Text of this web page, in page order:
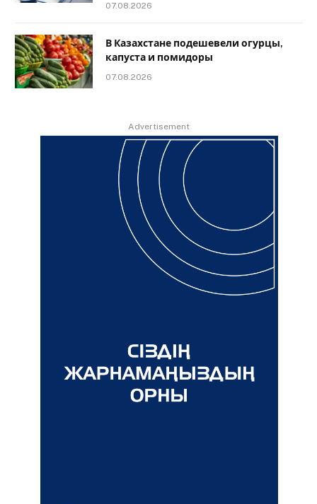
07.08.2026
В Казахстане подешевели огурцы,
капуста и помидоры
07.08.2026
Advertisement